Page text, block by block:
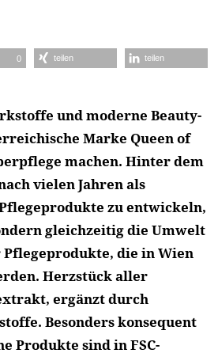
0 teilen teilen
und moderne Beauty-
Marke Queen of
machen. Hinter dem
vielen Jahren als
zu entwickeln,
gleichzeitig die Umwelt
Pflegeprodukte, die in Wien
Herzstück aller
ergänzt durch
Besonders konsequent
Produkte sind in FSC-